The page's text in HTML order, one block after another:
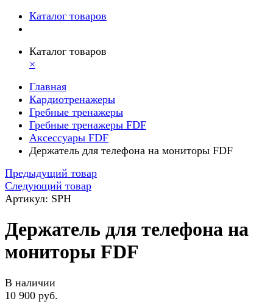
Каталог товаров
Каталог товаров
×
Главная
Кардиотренажеры
Гребные тренажеры
Гребные тренажеры FDF
Аксессуары FDF
Держатель для телефона на мониторы FDF
Предыдущий товар
Следующий товар
Артикул: SPH
Держатель для телефона на
мониторы FDF
В наличии
10 900 руб.